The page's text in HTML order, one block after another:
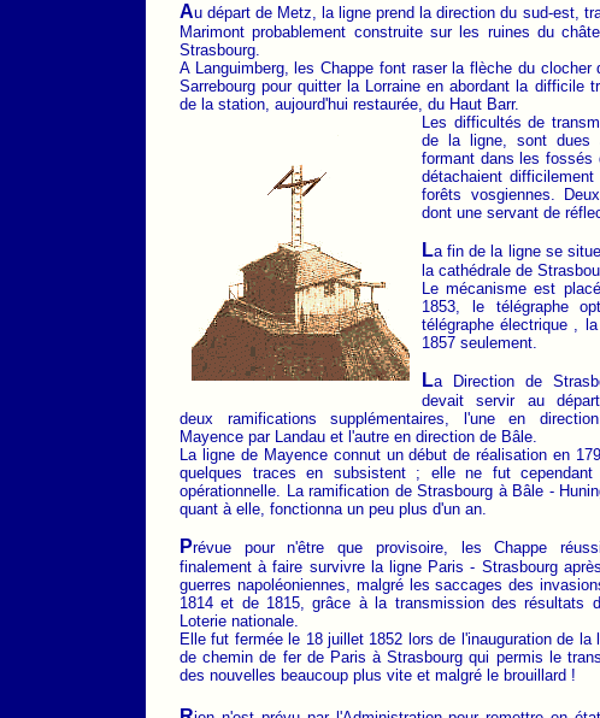
Au départ de Metz, la ligne prend la direction du sud-est,
Marimont probablement construite sur les ruines du
Strasbourg.
A Languimberg, les Chappe font raser la flèche du
Sarrebourg pour quitter la Lorraine en abordant la difficile
de la station, aujourd'hui restaurée, du Haut Barr.
Les difficultés de
de la ligne, sont dues
formant dans les
détachaient
forêts vosgiennes.
dont une servant de
La fin de la ligne se
la cathédrale de
Le mécanisme est
1853, le télégraphe
télégraphe électrique ,
1857 seulement.
La Direction de
devait servir au
deux ramifications supplémentaires, l'une en
Mayence par Landau et l'autre en direction de Bâle.
La ligne de Mayence connut un début de réalisation en
quelques traces en subsistent ; elle ne fut cependant
opérationnelle. La ramification de Strasbourg à Bâle -
quant à elle, fonctionna un peu plus d'un an.
Prévue pour n'être que provisoire, les Chappe
finalement à faire survivre la ligne Paris - Strasbourg
guerres napoléoniennes, malgré les saccages des
1814 et de 1815, grâce à la transmission des résultats
Loterie nationale.
Elle fut fermée le 18 juillet 1852 lors de l'inauguration de la
de chemin de fer de Paris à Strasbourg qui permis le
des nouvelles beaucoup plus vite et malgré le brouillard !